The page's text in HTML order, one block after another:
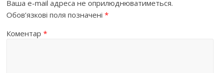
Ваша e-mail адреса не оприлюднюватиметься.
Обов’язкові поля позначені*
Коментар*